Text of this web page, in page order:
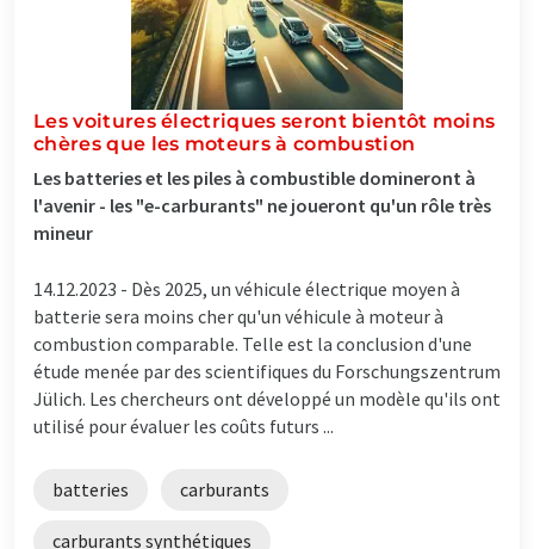
Les voitures électriques seront bientôt moins
chères que les moteurs à combustion
Les batteries et les piles à combustible domineront à
l'avenir - les "e-carburants" ne joueront qu'un rôle très
mineur
14.12.2023 - Dès 2025, un véhicule électrique moyen à
batterie sera moins cher qu'un véhicule à moteur à
combustion comparable. Telle est la conclusion d'une
étude menée par des scientifiques du Forschungszentrum
Jülich. Les chercheurs ont développé un modèle qu'ils ont
utilisé pour évaluer les coûts futurs ...
batteries carburants
carburants synthétiques